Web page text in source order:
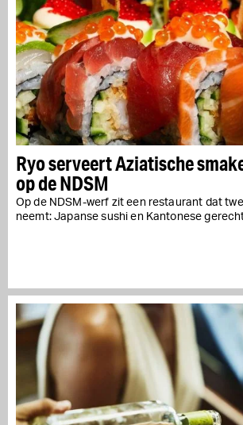
Ryo serveert Aziatische
op de NDSM
Op de NDSM-werf zit een restaurant dat
neemt: Japanse sushi en Kantonese